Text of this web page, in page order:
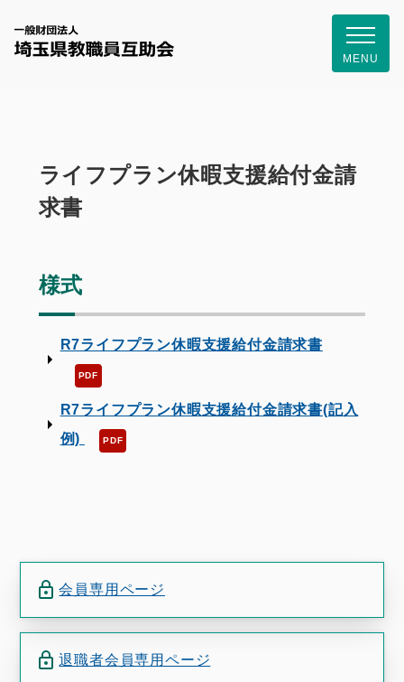
一般財団
MENU
ライフプラン休暇支援給付金請
求書
様式
R7ライフプラン休暇支援給付金請求書
R7ライフプラン休暇支援給付金請求書(記入
例)
会員専用ページ
退職者会員専用ページ